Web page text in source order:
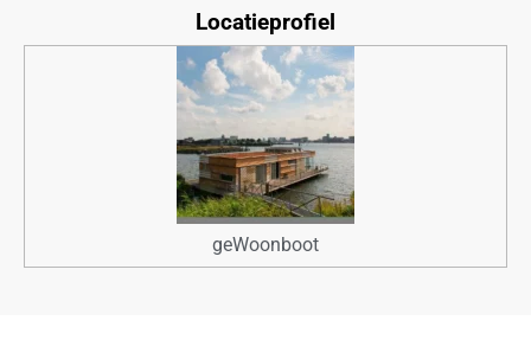
Locatieprofiel
geWoonboot